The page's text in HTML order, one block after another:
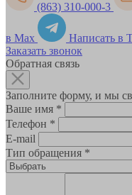
(863) 310-000-3
в Max
Написать в
Заказать звонок
Обратная связь
Заполните форму, и мы
Ваше имя *
Телефон *
E-mail
Тип обращения *